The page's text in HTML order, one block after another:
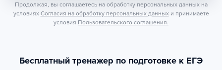
Продолжая, вы соглашаетесь на обработку персональных данных на
условиях Согласия на обработку персональных данных и принимаете
условия Пользовательского соглашения.
Бесплатный тренажер по подготовке к ЕГЭ